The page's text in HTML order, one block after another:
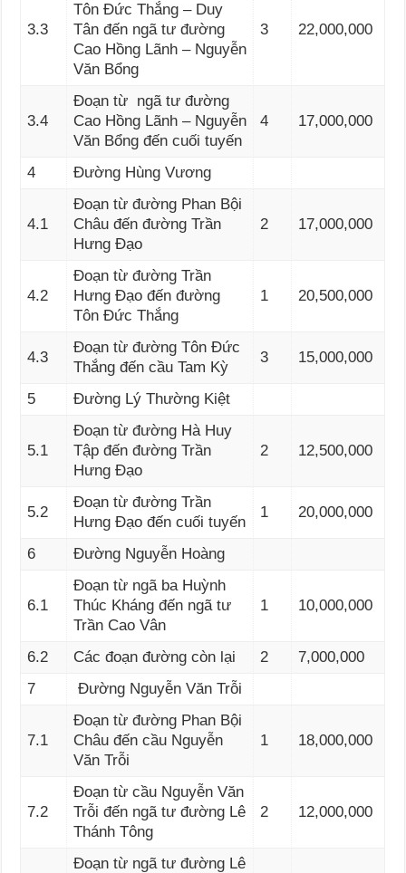
3.3
Tôn Đức Thắng – Duy
Tân đến ngã tư đường
Cao Hồng Lãnh – Nguyễn
Văn Bổng
3 22,000,000
3.4
Đoạn từ ngã tư đường
Cao Hồng Lãnh – Nguyễn
Văn Bổng đến cuối tuyến
4 17,000,000
4 Đường Hùng Vương
4.1
Đoạn từ đường Phan Bội
Châu đến đường Trần
Hưng Đạo
2 17,000,000
4.2
Đoạn từ đường Trần
Hưng Đạo đến đường
Tôn Đức Thắng
1 20,500,000
4.3
Đoạn từ đường Tôn Đức
Thắng đến cầu Tam Kỳ
3 15,000,000
5 Đường Lý Thường Kiệt
5.1
Đoạn từ đường Hà Huy
Tập đến đường Trần
Hưng Đạo
2 12,500,000
5.2
Đoạn từ đường Trần
Hưng Đạo đến cuối tuyến
1 20,000,000
6 Đường Nguyễn Hoàng
6.1
Đoạn từ ngã ba Huỳnh
Thúc Kháng đến ngã tư
Trần Cao Vân
1 10,000,000
6.2 Các đoạn đường còn lại 2
7,000,000
7
Đường Nguyễn Văn Trỗi
7.1
Đoạn từ đường Phan Bội
Châu đến cầu Nguyễn
Văn Trỗi
1 18,000,000
7.2
Đoạn từ cầu Nguyễn Văn
Trỗi đến ngã tư đường Lê
Thánh Tông
2 12,000,000
Đoạn từ ngã tư đường Lê